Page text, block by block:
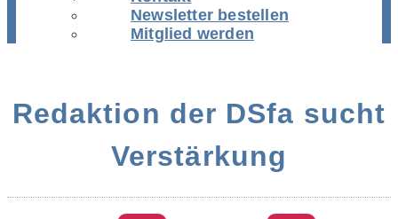
Newsletter bestellen
Mitglied werden
Redaktion der DSfa sucht
Verstärkung